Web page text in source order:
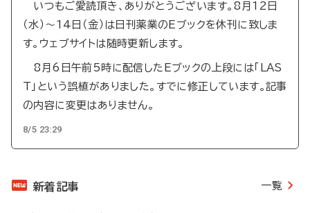
いつもご愛読頂き、ありがとうございます。8月12日
（水）～14日（金）は日刊薬業のEブックを休刊に致しま
す。ウェブサイトは随時更新します。
8月6日午前5時に配信したEブックの上段には「LAS
T」という誤植がありました。すでに修正しています。記事
の内容に変更はありません。
8/5 23:29
新着記事 一覧